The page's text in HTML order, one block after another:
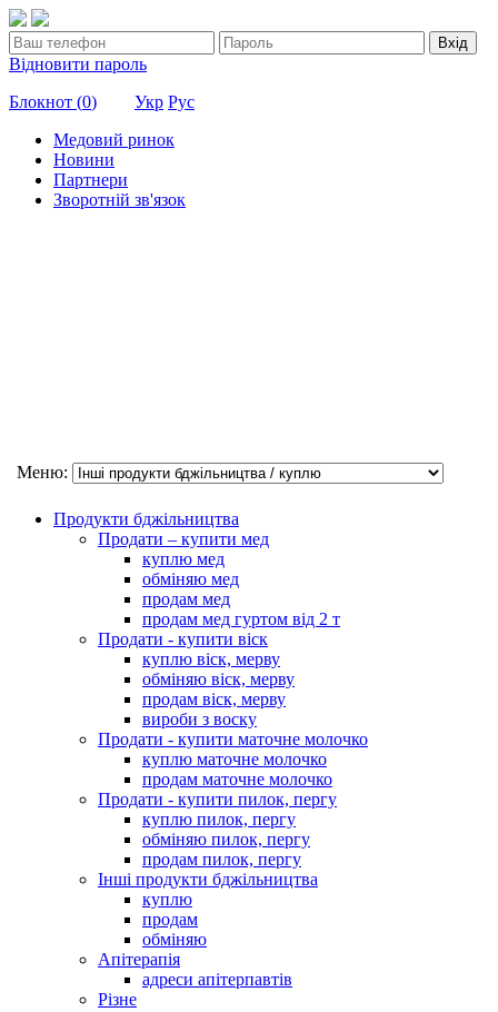
Вхід
Відновити пароль
Блокнот (0) Укр Рус
Медовий ринок
Новини
Партнери
Зворотній зв'язок
Меню:
Продукти бджільництва
Продати – купити мед
куплю мед
обміняю мед
продам мед
продам мед гуртом від 2 т
Продати - купити віск
куплю віск, мерву
обміняю віск, мерву
продам віск, мерву
вироби з воску
Продати - купити маточне молочко
куплю маточне молочко
продам маточне молочко
Продати - купити пилок, пергу
куплю пилок, пергу
обміняю пилок, пергу
продам пилок, пергу
Інші продукти бджільництва
куплю
продам
обміняю
Апітерапія
адреси апітерпавтів
Різне